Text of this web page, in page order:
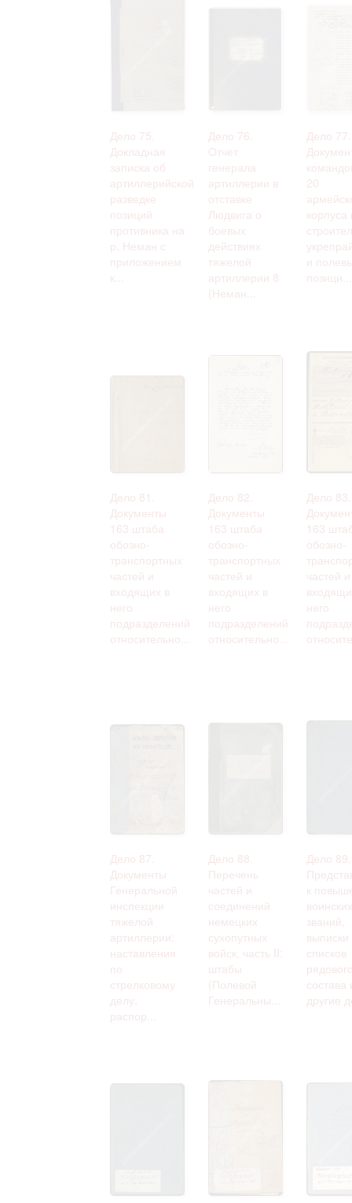
Дело 75.
Докладная
записка об
артиллерийской
разведке
позиций
противника на
р. Неман с
приложением
к...
Дело 76.
Отчет
генерала
артиллерии в
отставке
Людвига о
боевых
действиях
тяжелой
артиллерии 8
(Неман...
Дело 77.
20
корпуса
и
позици...
Дело 81.
Документы
163 штаба
обозно-
транспортных
частей и
входящих в
него
подразделений
относительно...
Дело 82.
Документы
163 штаба
обозно-
транспортных
частей и
входящих в
него
подразделений
относительно...
Дело 83.
163
обозно-
частей и
него
Дело 87.
Документы
Генеральной
инспекции
тяжелой
артиллерии:
наставления
по
стрелковому
делу,
распор...
Дело 88.
Перечень
частей и
соединений
немецких
сухопутных
войск, часть II:
штабы
(Полевой
Генеральны...
Дело 89.
к
воинских
званий,
выписки
списков
состава
другие